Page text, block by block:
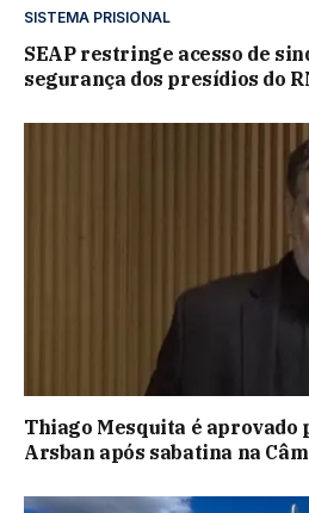
SISTEMA PRISIONAL
SEAP restringe acesso de
segurança dos presídios do
Thiago Mesquita é aprovado
Arsban após sabatina na